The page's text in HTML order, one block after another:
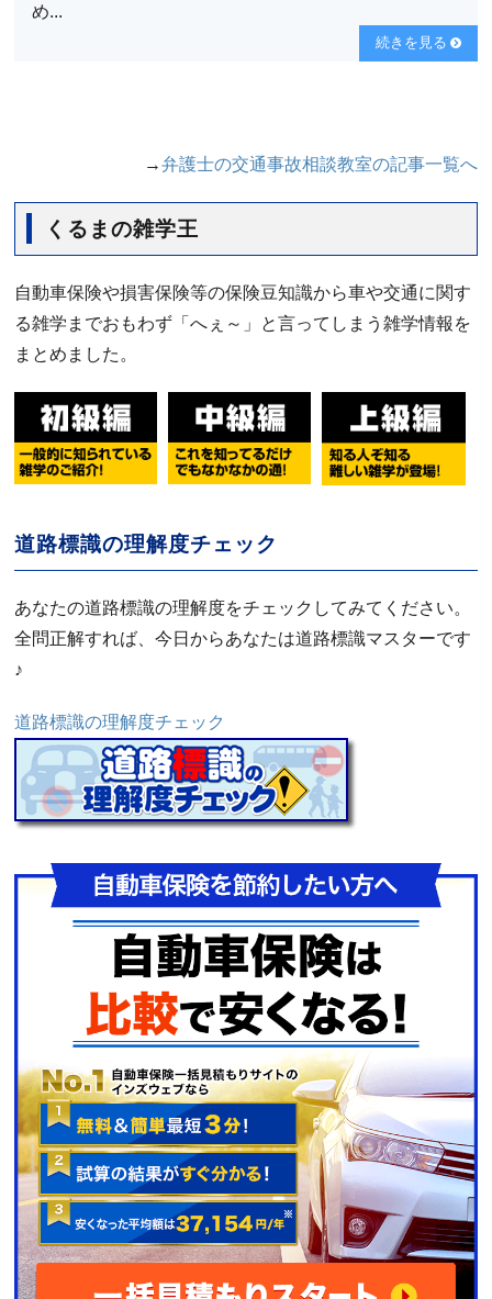
め...
続きを見る
→弁護士の交通事故相談教室の記事一覧へ
くるまの雑学王
自動車保険や損害保険等の保険豆知識から車や交通に関す
る雑学までおもわず「へぇ～」と言ってしまう雑学情報を
まとめました。
道路標識の理解度チェック
あなたの道路標識の理解度をチェックしてみてください。
全問正解すれば、今日からあなたは道路標識マスターです
♪
道路標識の理解度チェック